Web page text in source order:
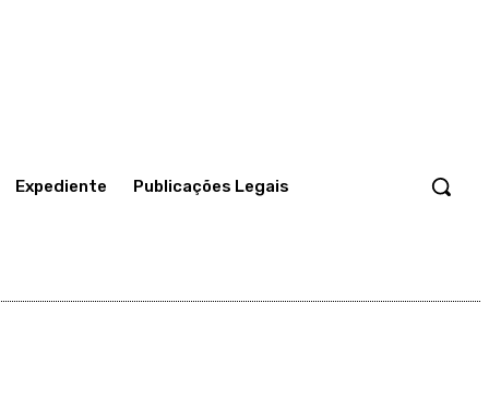
Expediente Publicações Legais